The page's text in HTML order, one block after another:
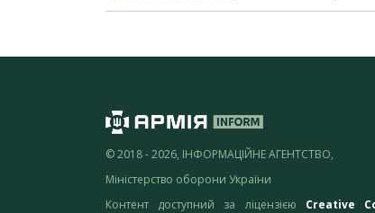
© 2018 - 2026, ІНФОРМАЦІЙНЕ АГЕНТСТВО,
Міністерство оборони України
Контент доступний за ліцензією Creative